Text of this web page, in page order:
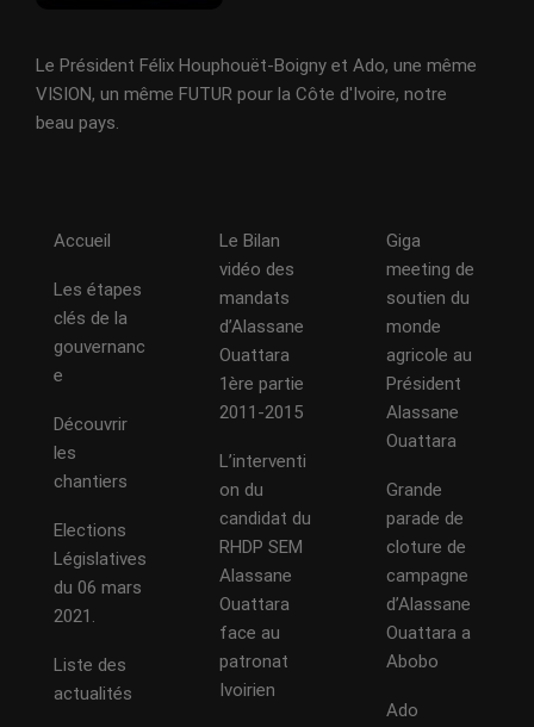
Le Président Félix Houphouët-Boigny et Ado, une même
VISION, un même FUTUR pour la Côte d'Ivoire, notre
beau pays.
Accueil
Les étapes
clés de la
gouvernanc
e
Découvrir
les
chantiers
Elections
Législatives
du 06 mars
2021.
Liste des
actualités
Le Bilan
vidéo des
mandats
d’Alassane
Ouattara
1ère partie
2011-2015
L’interventi
on du
candidat du
RHDP SEM
Alassane
Ouattara
face au
patronat
Ivoirien
Giga
meeting de
soutien du
monde
agricole au
Président
Alassane
Ouattara
Grande
parade de
cloture de
campagne
d’Alassane
Ouattara a
Abobo
Ado